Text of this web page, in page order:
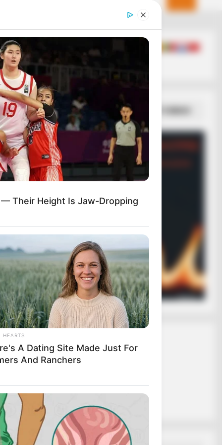
ότι
σε εσάς.
το κουμπί
ΣΠΑΜΕ ΤΟ ΜΑΤΡΙΞ – ΤΟ ΒΙΒΛΙΟ
Their Height Is Jaw-Dropping
HEARTS
A Dating Site Made Just For
And Ranchers